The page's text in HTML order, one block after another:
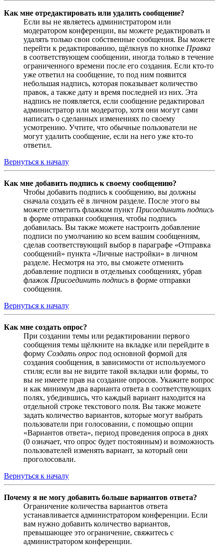
Как мне отредактировать или удалить сообщение?
Если вы не являетесь администратором или
модератором конференции, вы можете редактировать и
удалять только свои собственные сообщения. Вы можете
перейти к редактированию, щёлкнув по кнопке Правка
в соответствующем сообщении, иногда только в течение
ограниченного времени после его создания. Если кто-то
уже ответил на сообщение, то под ним появится
небольшая надпись, которая показывает количество
правок, а также дату и время последней из них. Эта
надпись не появляется, если сообщение редактировал
администратор или модератор, хотя они могут сами
написать о сделанных изменениях по своему
усмотрению. Учтите, что обычные пользователи не
могут удалить сообщение, если на него уже кто-то
ответил.
Вернуться к началу
Как мне добавить подпись к своему сообщению?
Чтобы добавить подпись к сообщению, вы должны
сначала создать её в личном разделе. После этого вы
можете отметить флажком пункт Присоединить подпись
в форме отправки сообщения, чтобы подпись
добавилась. Вы также можете настроить добавление
подписи по умолчанию ко всем вашим сообщениям,
сделав соответствующий выбор в параграфе «Отправка
сообщений» пункта «Личные настройки» в личном
разделе. Несмотря на это, вы сможете отменить
добавление подписи в отдельных сообщениях, убрав
флажок Присоединить подпись в форме отправки
сообщения.
Вернуться к началу
Как мне создать опрос?
При создании темы или редактировании первого
сообщения темы щёлкните на вкладке или перейдите в
форму Создать опрос под основной формой для
создания сообщения, в зависимости от используемого
стиля; если вы не видите такой вкладки или формы, то
вы не имеете прав на создание опросов. Укажите вопрос
и как минимум два варианта ответа в соответствующих
полях, убедившись, что каждый вариант находится на
отдельной строке текстового поля. Вы также можете
задать количество вариантов, которые могут выбрать
пользователи при голосовании, с помощью опции
«Вариантов ответа», период проведения опроса в днях
(0 означает, что опрос будет постоянным) и возможность
пользователей изменять вариант, за который они
проголосовали.
Вернуться к началу
Почему я не могу добавить больше вариантов ответа?
Ограничение количества вариантов ответа
устанавливается администратором конференции. Если
вам нужно добавить количество вариантов,
превышающее это ограничение, свяжитесь с
администратором конференции.